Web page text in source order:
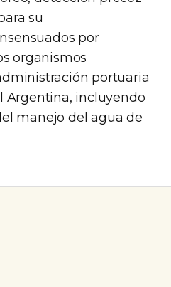
su
por
organismos
portuaria
Argentina, incluyendo
manejo del agua de